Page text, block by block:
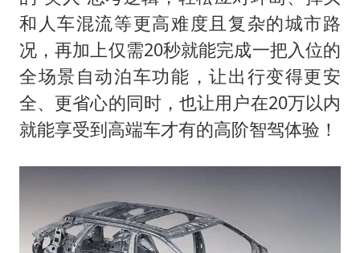
和人车混流等更高难度且复杂的城市路
况，再加上仅需20秒就能完成一把入位的
全场景自动泊车功能，让出行变得更安
全、更省心的同时，也让用户在20万以内
就能享受到高端车才有的高阶智驾体验！